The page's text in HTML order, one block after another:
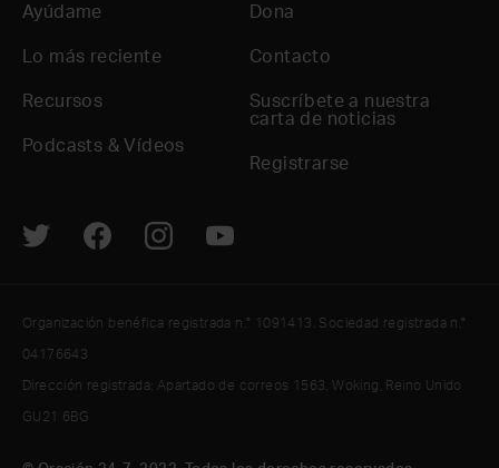
Ayúdame
Lo más reciente
Recursos
Podcasts & Vídeos
Dona
Contacto
Suscríbete a nuestra
carta de noticias
Registrarse
Organización benéfica registrada n.° 1091413. Sociedad registrada n.°
04176643
Dirección registrada: Apartado de correos 1563, Woking, Reino Unido
GU21 6BG